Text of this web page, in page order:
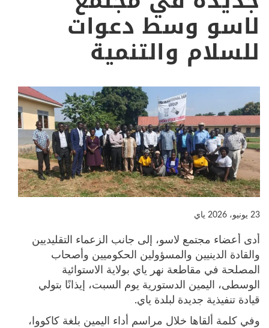
لاسو وسط دعوات
للسلام والتنمية
23 يونيو، 2026 ياي
أدى أعضاء مجتمع لاسو، إلى جانب الزعماء التقليديين
والقادة الدينيين والمسؤولين الحكوميين وأصحاب
المصلحة في مقاطعة نهر ياي بولاية الاستوائية
الوسطى، اليمين الدستورية يوم السبت، إيذانًا بتولي
قيادة تنفيذية جديدة لبلدة ياي.
وفي كلمة ألقاها خلال مراسم أداء اليمين بلغة كاكووا،